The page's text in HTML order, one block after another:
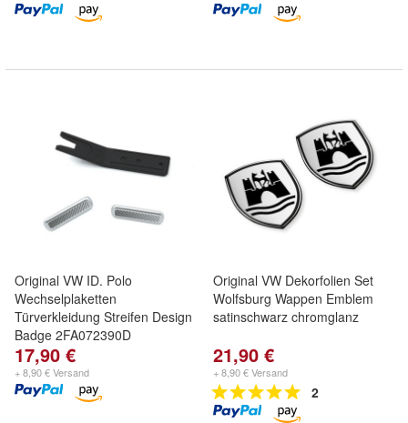
Original VW ID. Polo
Wechselplaketten
Türverkleidung Streifen Design
Badge 2FA072390D
17,90 €
+ 8,90 € Versand
Original VW Dekorfolien Set
Wolfsburg Wappen Emblem
satinschwarz chromglanz
21,90 €
+ 8,90 € Versand
2